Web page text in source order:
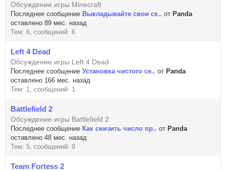
Обсуждение игры Minecraft
Последнее сообщение Выкладывайте свои ск.. от Panda
оставлено 89 мес. назад
Тем: 6, сообщений: 6
Left 4 Dead
Обсуждение игры Left 4 Dead
Последнее сообщение Установка чистого се.. от Panda
оставлено 166 мес. назад
Тем: 1, сообщений: 1
Battlefield 2
Обсуждение игры Battlefield 2
Последнее сообщение Как снизить число пр.. от Panda
оставлено 48 мес. назад
Тем: 5, сообщений: 9
Team Fortess 2